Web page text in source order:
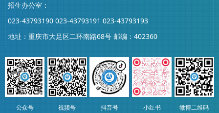
招生办公室：
023-43793190 023-43793191 023-43793193
地址：重庆市大足区二环南路68号 邮编：402360
公众号 视频号 抖音号 小红书 微博二维码